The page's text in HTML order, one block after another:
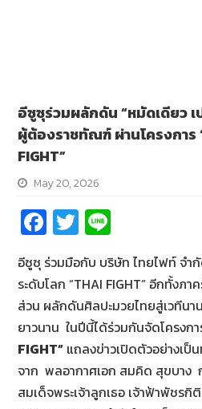
อีซูซุร่วมผลักดัน “หมัดเดียว เ
ผู้ต้องราชทัณฑ์ ผ่านโครงการ
FIGHT”
May 20, 2026
Fa
ce
b
o
o
k
T
wi
tt
er
n
e
อีซูซุ ร่วมมือกับ บริษัท ไทยไฟท์ จำ
ระดับโลก “THAI FIGHT” อีกทั้งภ
ส่วน ผลักดันศิลปะมวยไทยสู่เวทีนา
ยาวนาน ในปีนี้ได้ร่วมกันจัดโครงก
FIGHT” แถลงข่าวเปิดตัวอย่างเป็
จาก พลอากาศเอก สมคิด สุขบาง
สมเด็จพระเจ้าลูกเธอ เจ้าฟ้าพัชรกิ